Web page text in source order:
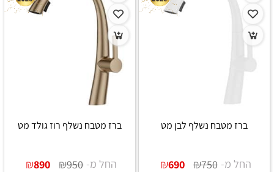
ברז מטבח נשלף לבן מט
החל מ- ₪750
₪690
ברז מטבח נשלף רוז גולד מט
החל מ- ₪950
₪890